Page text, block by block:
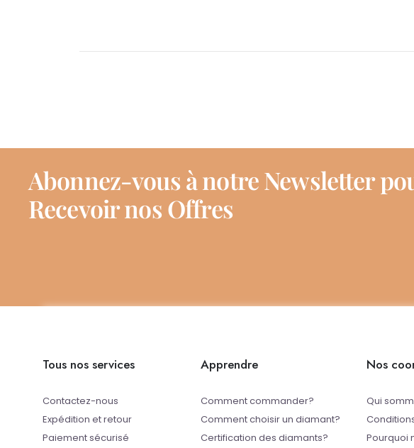
Abonnez-vous à notre Newsletter
Recevoir nos Offres
Tous nos services
Contactez-nous
Expédition et retour
Paiement sécurisé
Apprendre
Comment commander?
Comment choisir un diamant?
Certification des diamants?
Nos
Qui
Pourquoi